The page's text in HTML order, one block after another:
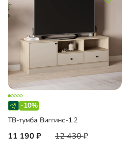
-10%
ТВ-тумба Виггинс-1.2
11 190 12 430